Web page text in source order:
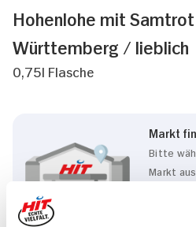
Hohenlohe mit
Württemberg / lieblich
0,75l Flasche
Markt
Bitte
Markt aus,